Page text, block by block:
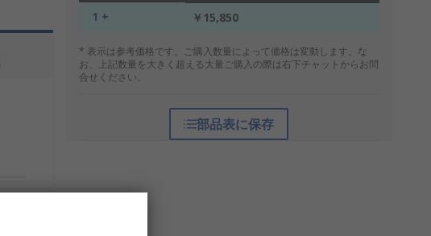
1 + ￥15,850
* 表示は参考価格です。ご購入数量によって価格は変動します。な
お、上記数量を大きく超える大量ご購入の際は右下チャットからお問
合せください。
部品表に保存